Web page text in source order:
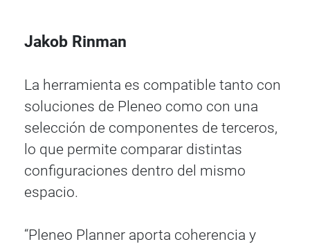
Jakob Rinman
La herramienta es compatible tanto con
soluciones de Pleneo como con una
selección de componentes de terceros,
lo que permite comparar distintas
configuraciones dentro del mismo
espacio.
“Pleneo Planner aporta coherencia y